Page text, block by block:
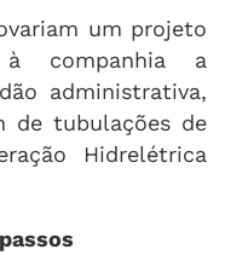
um projeto
companhia a
administrativa,
de tubulações de
Hidrelétrica